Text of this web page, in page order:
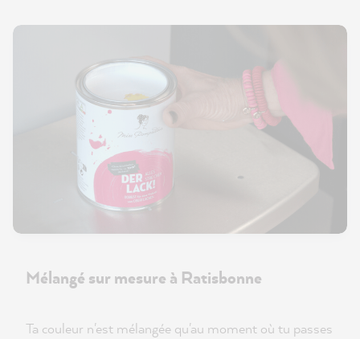
Mélangé sur mesure à Ratisbonne
Ta couleur n'est mélangée qu'au moment où tu passes